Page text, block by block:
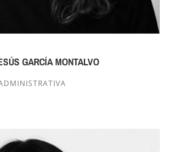
GARCÍA MONTALVO